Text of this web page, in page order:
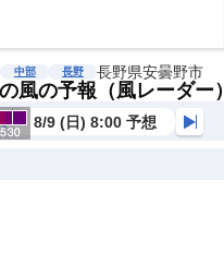
情報 地震情報 警報・注意報
中部 長野 長野県安曇野市
風の予報（風レーダー）
8/9 (日) 8:00 予想